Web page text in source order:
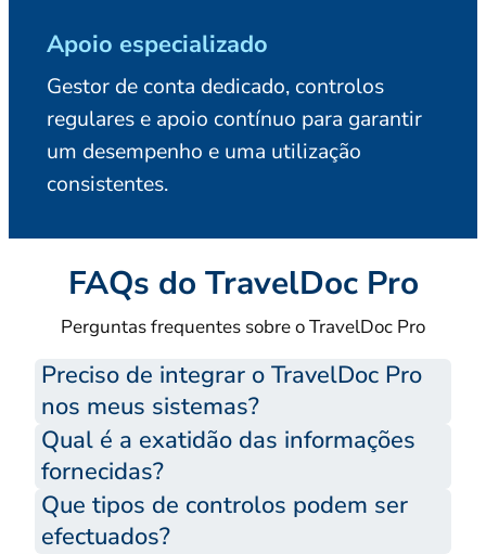
Apoio especializado
Gestor de conta dedicado, controlos
regulares e apoio contínuo para garantir
um desempenho e uma utilização
consistentes.
FAQs do TravelDoc Pro
Perguntas frequentes sobre o TravelDoc Pro
Preciso de integrar o TravelDoc Pro
nos meus sistemas?
Qual é a exatidão das informações
fornecidas?
Que tipos de controlos podem ser
efectuados?